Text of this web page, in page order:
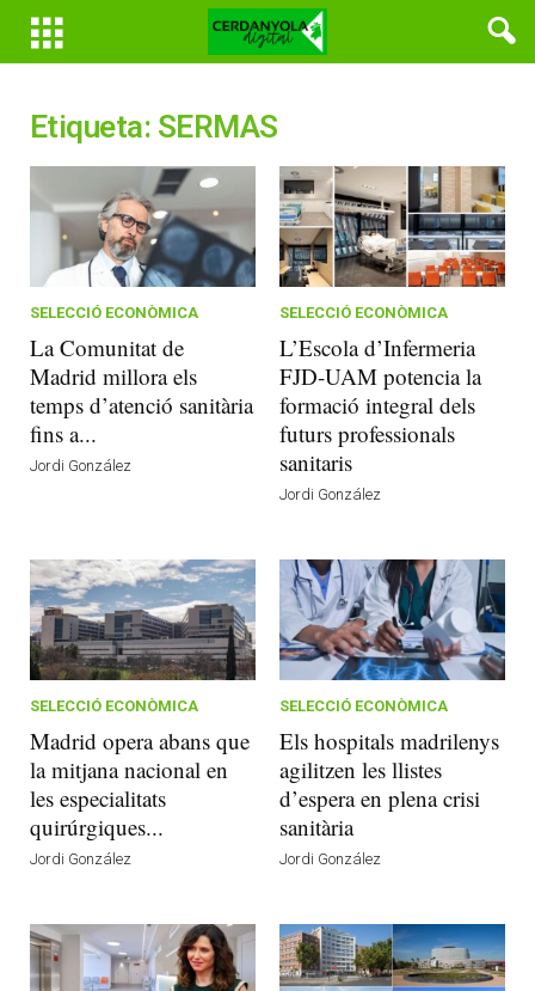
Etiqueta: SERMAS
SELECCIÓ ECONÒMICA
La Comunitat de
Madrid millora els
temps d’atenció sanitària
fins a...
Jordi González
SELECCIÓ ECONÒMICA
L’Escola d’Infermeria
FJD-UAM potencia la
formació integral dels
futurs professionals
sanitaris
Jordi González
SELECCIÓ ECONÒMICA
Madrid opera abans que
la mitjana nacional en
les especialitats
quirúrgiques...
Jordi González
SELECCIÓ ECONÒMICA
Els hospitals madrilenys
agilitzen les llistes
d’espera en plena crisi
sanitària
Jordi González